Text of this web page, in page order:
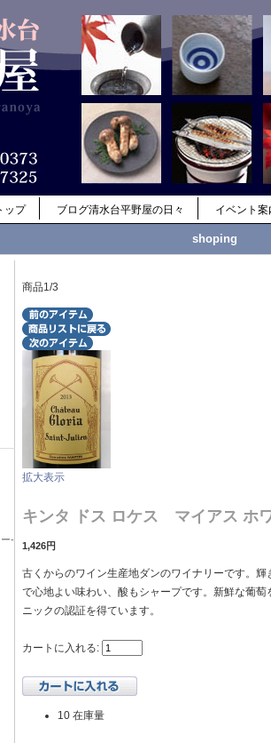
ップ ブログ清水台平野屋の日々 イベント案
shoping
-
商品1/3
拡大表示
キンタ ドス ロケス マイアス ホ
1,426円
古くからのワイン生産地ダンのワイナリーです。
で心地よい味わい、酸もシャープです。新鮮な葡
ニックの認証を得ています。
カートに入れる:
10 在庫量